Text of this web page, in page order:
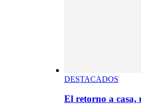
DESTACADOS
El retorno a casa,